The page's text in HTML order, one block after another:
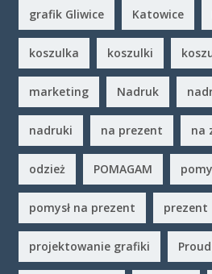
grafik Gliwice Katowice
koszulka koszulki
marketing Nadruk
nadruki na prezent na
odzież POMAGAM
pomysł na prezent prezent
projektowanie grafiki